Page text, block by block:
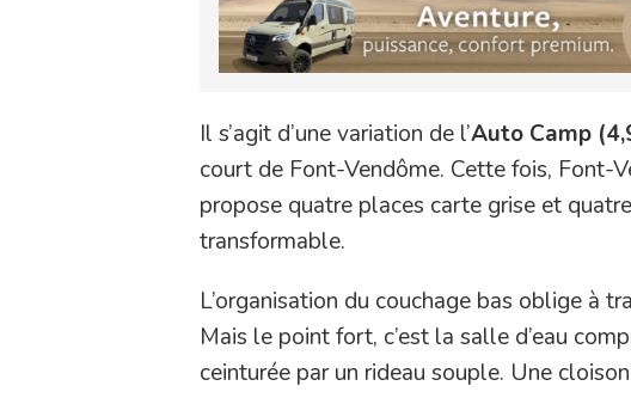
Il s’agit d’une variation de l’Auto Camp
court de Font-Vendôme. Cette fois,
propose quatre places carte grise et
transformable.
L’organisation du couchage bas oblige à
Mais le point fort, c’est la salle d’eau
ceinturée par un rideau souple. Une